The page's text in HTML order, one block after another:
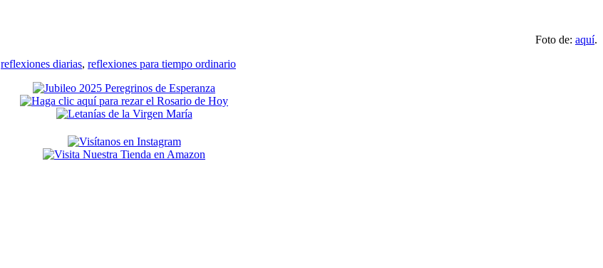
Foto de: aquí.
reflexiones diarias, reflexiones para tiempo ordinario